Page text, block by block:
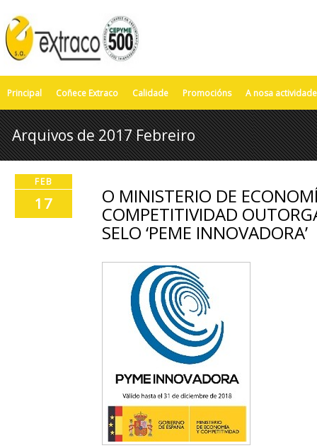
Principal Coñece Extraco Calidade Promocións A nosa actividade
Arquivos de 2017 Febreiro
FEB
17 O MINISTERIO DE
COMPETITIVIDAD
SELO ‘PEME INNOVADORA’